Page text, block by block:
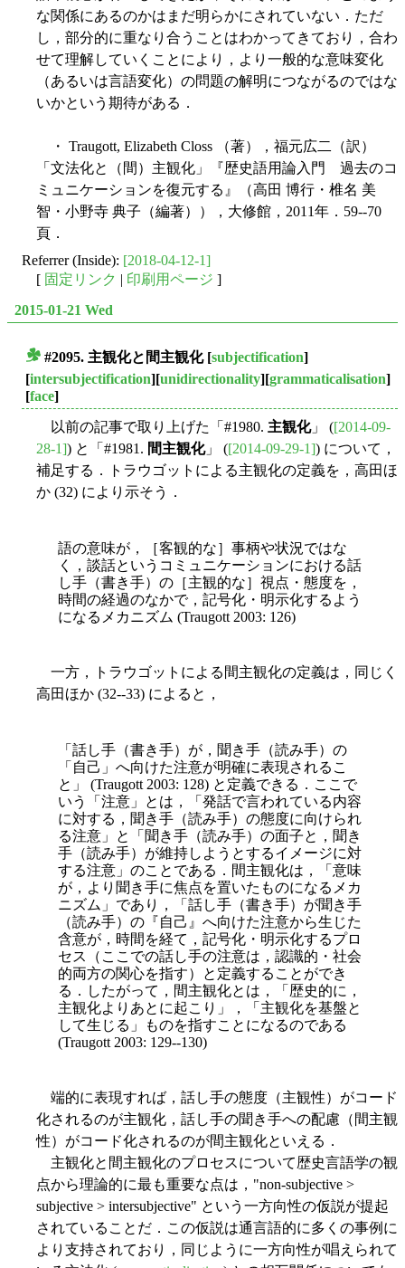
な関係にあるのかはまだ明らかにされていない．ただ
し，部分的に重なり合うことはわかってきており，合わ
せて理解していくことにより，より一般的な意味変化
（あるいは言語変化）の問題の解明につながるのではな
いかという期待がある．
・ Traugott, Elizabeth Closs （著），福元広二（訳）
「文法化と（間）主観化」『歴史語用論入門 過去のコ
ミュニケーションを復元する』（高田 博行・椎名 美
智・小野寺 典子（編著）），大修館，2011年．59--70
頁．
Referrer (Inside): [2018-04-12-1]
[ 固定リンク | 印刷用ページ ]
2015-01-21 Wed
#2095. 主観化と間主観化[subjectification]
[intersubjectification][unidirectionality][grammaticalisation]
[face]
以前の記事で取り上げた「#1980. 主観化」 ([2014-09-
28-1]) と「#1981. 間主観化」 ([2014-09-29-1]) について，
補足する．トラウゴットによる主観化の定義を，高田ほ
か (32) により示そう．
語の意味が，［客観的な］事柄や状況ではな
く，談話というコミュニケーションにおける話
し手（書き手）の［主観的な］視点・態度を，
時間の経過のなかで，記号化・明示化するよう
になるメカニズム (Traugott 2003: 126)
一方，トラウゴットによる間主観化の定義は，同じく
高田ほか (32--33) によると，
「話し手（書き手）が，聞き手（読み手）の
「自己」へ向けた注意が明確に表現されるこ
と」 (Traugott 2003: 128) と定義できる．ここで
いう「注意」とは，「発話で言われている内容
に対する，聞き手（読み手）の態度に向けられ
る注意」と「聞き手（読み手）の面子と，聞き
手（読み手）が維持しようとするイメージに対
する注意」のことである．間主観化は，「意味
が，より聞き手に焦点を置いたものになるメカ
ニズム」であり，「話し手（書き手）が聞き手
（読み手）の『自己』へ向けた注意から生じた
含意が，時間を経て，記号化・明示化するプロ
セス（ここでの話し手の注意は，認識的・社会
的両方の関心を指す）と定義することができ
る．したがって，間主観化とは，「歴史的に，
主観化よりあとに起こり」，「主観化を基盤と
して生じる」ものを指すことになるのである
(Traugott 2003: 129--130)
端的に表現すれば，話し手の態度（主観性）がコード
化されるのが主観化，話し手の聞き手への配慮（間主観
性）がコード化されるのが間主観化といえる．
主観化と間主観化のプロセスについて歴史言語学の観
点から理論的に最も重要な点は，"non-subjective >
subjective > intersubjective" という一方向性の仮説が提起
されていることだ．この仮説は通言語的に多くの事例に
より支持されており，同じように一方向性が唱えられて